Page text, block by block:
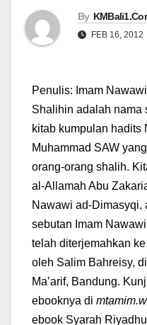
By
FEB 16, 2012
Penulis: Imam Nawawi
Shalihin adalah nama
kitab kumpulan hadits
Muhammad SAW
orang-orang shalih.
al-Allamah Abu
Nawawi ad-Dimasyqi,
sebutan Imam
telah diterjemahkan
oleh Salim Bahreisy,
Ma’arif, Bandung.
ebooknya di
ebook Syarah